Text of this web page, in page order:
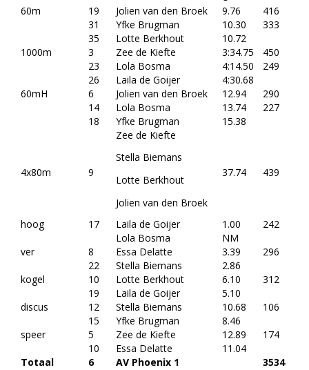
60m
19 Jolien van den Broek 9.76
416
31
Yfke Brugman 10.30
333
35
Lotte Berkhout
10.72
1000m
3 Zee de Kiefte 3:34.75
450
23
Lola Bosma 4:14.50
249
26
Laila de Goijer
4:30.68
60mH
6 Jolien van den Broek 12.94
290
14
Lola Bosma 13.74
227
18
Yfke Brugman 15.38
4x80m 9
Zee de Kiefte
Stella Biemans
Lotte Berkhout
Jolien van den Broek
37.74 439
hoog 17 Laila de Goijer 1.00
242
Lola Bosma
NM
ver
8 Essa Delatte 3.39
296
22
Stella Biemans
2.86
kogel
10 Lotte Berkhout 6.10
312
19
Laila de Goijer
5.10
discus
12 Stella Biemans 10.68
106
15
Yfke Brugman
8.46
speer
5 Zee de Kiefte 12.89
174
10
Essa Delatte
11.04
Totaal
6 AV Phoenix 1 3534